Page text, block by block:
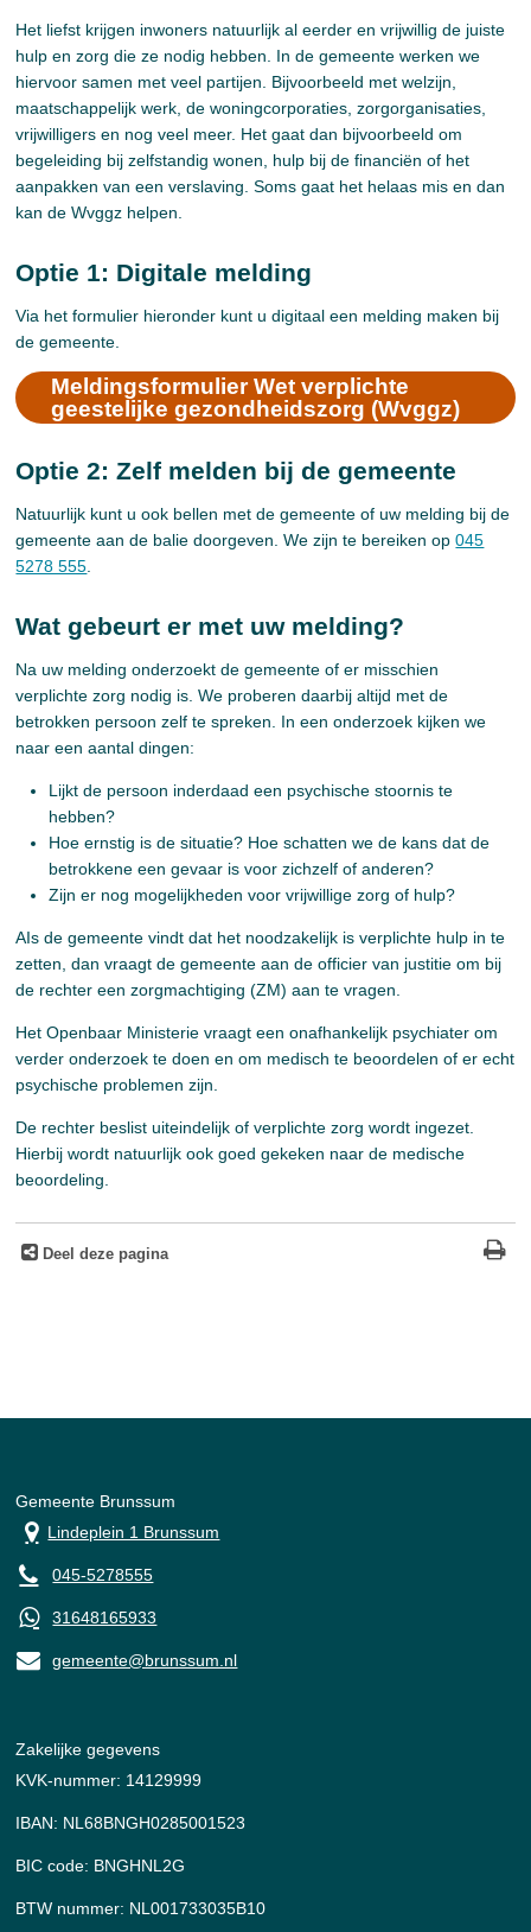
Het liefst krijgen inwoners natuurlijk al eerder en vrijwillig de juiste
hulp en zorg die ze nodig hebben. In de gemeente werken we
hiervoor samen met veel partijen. Bijvoorbeeld met welzijn,
maatschappelijk werk, de woningcorporaties, zorgorganisaties,
vrijwilligers en nog veel meer. Het gaat dan bijvoorbeeld om
begeleiding bij zelfstandig wonen, hulp bij de financiën of het
aanpakken van een verslaving. Soms gaat het helaas mis en dan
kan de Wvggz helpen.
Optie 1: Digitale melding
Via het formulier hieronder kunt u digitaal een melding maken bij
de gemeente.
Meldingsformulier Wet verplichte
geestelijke gezondheidszorg (Wvggz)
Optie 2: Zelf melden bij de gemeente
Natuurlijk kunt u ook bellen met de gemeente of uw melding bij de
gemeente aan de balie doorgeven. We zijn te bereiken op045
5278 555
Wat gebeurt er met uw melding?
Na uw melding onderzoekt de gemeente of er misschien
verplichte zorg nodig is. We proberen daarbij altijd met de
betrokken persoon zelf te spreken. In een onderzoek kijken we
naar een aantal dingen:
Lijkt de persoon inderdaad een psychische stoornis te
hebben?
Hoe ernstig is de situatie? Hoe schatten we de kans dat de
betrokkene een gevaar is voor zichzelf of anderen?
Zijn er nog mogelijkheden voor vrijwillige zorg of hulp?
AIs de gemeente vindt dat het noodzakelijk is verplichte hulp in te
zetten, dan vraagt de gemeente aan de officier van justitie om bij
de rechter een zorgmachtiging (ZM) aan te vragen.
Het Openbaar Ministerie vraagt een onafhankelijk psychiater om
verder onderzoek te doen en om medisch te beoordelen of er echt
psychische problemen zijn.
De rechter beslist uiteindelijk of verplichte zorg wordt ingezet.
Hierbij wordt natuurlijk ook goed gekeken naar de medische
beoordeling.
Deel deze pagina
Gemeente Brunssum
Lindeplein 1 Brunssum
045-5278555
31648165933
gemeente@brunssum.nl
Zakelijke gegevens
KVK-nummer: 14129999
IBAN: NL68BNGH0285001523
BIC code: BNGHNL2G
BTW nummer: NL001733035B10